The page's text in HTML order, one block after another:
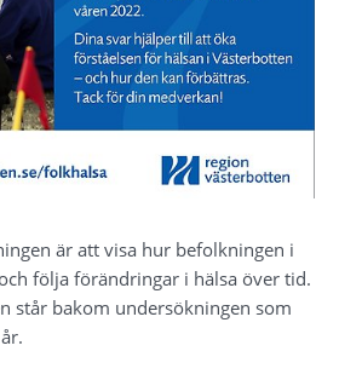
är att visa hur befolkningen i
följa förändringar i hälsa över tid.
står bakom undersökningen som